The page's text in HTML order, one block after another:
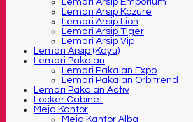
Lemari Arsip Emporium
Lemari Arsip Kozure
Lemari Arsip Lion
Lemari Arsip Tiger
Lemari Arsip Vip
Lemari Arsip (Kayu)
Lemari Pakaian
Lemari Pakaian Expo
Lemari Pakaian Orbitrend
Lemari Pakaian Activ
Locker Cabinet
Meja Kantor
Meja Kantor Alba